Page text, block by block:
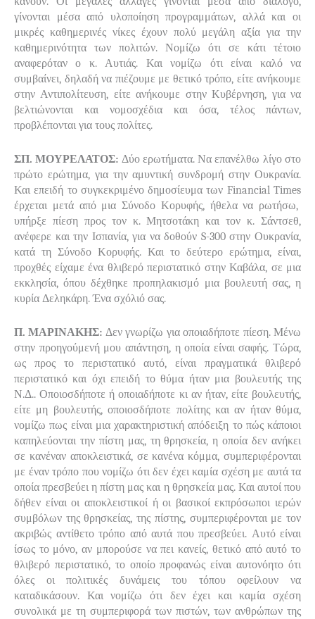
γίνονται μέσα από υλοποίηση προγραμμάτων, αλλά και οι
μικρές καθημερινές νίκες έχουν πολύ μεγάλη αξία για την
καθημερινότητα των πολιτών. Νομίζω ότι σε κάτι τέτοιο
αναφερόταν ο κ. Αυτιάς. Και νομίζω ότι είναι καλό να
συμβαίνει, δηλαδή να πιέζουμε με θετικό τρόπο, είτε ανήκουμε
στην Αντιπολίτευση, είτε ανήκουμε στην Κυβέρνηση, για να
βελτιώνονται και νομοσχέδια και όσα, τέλος πάντων,
προβλέπονται για τους πολίτες.
ΣΠ. ΜΟΥΡΕΛΑΤΟΣ: Δύο ερωτήματα. Να επανέλθω λίγο στο
πρώτο ερώτημα, για την αμυντική συνδρομή στην Ουκρανία.
Και επειδή το συγκεκριμένο δημοσίευμα των Financial Times
έρχεται μετά από μια Σύνοδο Κορυφής, ήθελα να ρωτήσω,
υπήρξε πίεση προς τον κ. Μητσοτάκη και τον κ. Σάντσεθ,
ανέφερε και την Ισπανία, για να δοθούν S-300 στην Ουκρανία,
κατά τη Σύνοδο Κορυφής. Και το δεύτερο ερώτημα, είναι,
προχθές είχαμε ένα θλιβερό περιστατικό στην Καβάλα, σε μια
εκκλησία, όπου δέχθηκε προπηλακισμό μια βουλευτή σας, η
κυρία Δεληκάρη. Ένα σχόλιό σας.
Π. ΜΑΡΙΝΑΚΗΣ: Δεν γνωρίζω για οποιαδήποτε πίεση. Μένω
στην προηγούμενή μου απάντηση, η οποία είναι σαφής. Τώρα,
ως προς το περιστατικό αυτό, είναι πραγματικά θλιβερό
περιστατικό και όχι επειδή το θύμα ήταν μια βουλευτής της
Ν.Δ.. Οποιοσδήποτε ή οποιαδήποτε κι αν ήταν, είτε βουλευτής,
είτε μη βουλευτής, οποιοσδήποτε πολίτης και αν ήταν θύμα,
νομίζω πως είναι μια χαρακτηριστική απόδειξη το πώς κάποιοι
καπηλεύονται την πίστη μας, τη θρησκεία, η οποία δεν ανήκει
σε κανέναν αποκλειστικά, σε κανένα κόμμα, συμπεριφέρονται
με έναν τρόπο που νομίζω ότι δεν έχει καμία σχέση με αυτά τα
οποία πρεσβεύει η πίστη μας και η θρησκεία μας. Και αυτοί που
δήθεν είναι οι αποκλειστικοί ή οι βασικοί εκπρόσωποι ιερών
συμβόλων της θρησκείας, της πίστης, συμπεριφέρονται με τον
ακριβώς αντίθετο τρόπο από αυτά που πρεσβεύει. Αυτό είναι
ίσως το μόνο, αν μπορούσε να πει κανείς, θετικό από αυτό το
θλιβερό περιστατικό, το οποίο προφανώς είναι αυτονόητο ότι
όλες οι πολιτικές δυνάμεις του τόπου οφείλουν να
καταδικάσουν. Και νομίζω ότι δεν έχει και καμία σχέση
συνολικά με τη συμπεριφορά των πιστών, των ανθρώπων της